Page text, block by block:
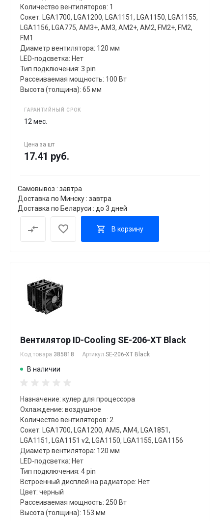
Количество вентиляторов: 1
Сокет: LGA1700, LGA1200, LGA1151, LGA1150, LGA1155,
LGA1156, LGA775, AM3+, AM3, AM2+, AM2, FM2+, FM2,
FM1
Диаметр вентилятора: 120 мм
LED-подсветка: Нет
Тип подключения: 3 pin
Рассеиваемая мощность: 100 Вт
Высота (толщина): 65 мм
ГАРАНТИЙНЫЙ СРОК
12 мес.
Цена за шт
17.41 руб.
Самовывоз : завтра
Доставка по Минску : завтра
Доставка по Беларуси : до 3 дней
В корзину
Вентилятор ID-Cooling SE-206-XT Black
Код товара 385818 Артикул SE-206-XT Black
В наличии
Назначение: кулер для процессора
Охлаждение: воздушное
Количество вентиляторов: 2
Сокет: LGA1700, LGA1200, AM5, AM4, LGA1851,
LGA1151, LGA1151 v2, LGA1150, LGA1155, LGA1156
Диаметр вентилятора: 120 мм
LED-подсветка: Нет
Тип подключения: 4 pin
Встроенный дисплей на радиаторе: Нет
Цвет: черный
Рассеиваемая мощность: 250 Вт
Высота (толщина): 153 мм